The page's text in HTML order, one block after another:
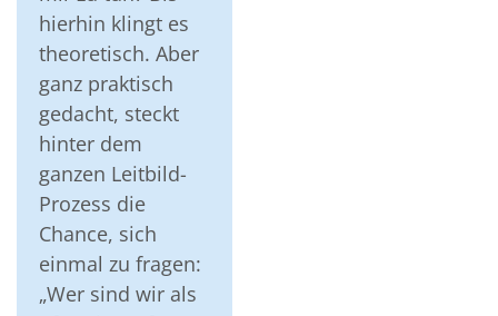
hierhin klingt es
theoretisch. Aber
ganz praktisch
gedacht, steckt
hinter dem
ganzen Leitbild-
Prozess die
Chance, sich
einmal zu fragen:
„Wer sind wir als